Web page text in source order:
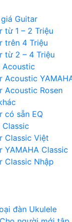
Guitar
từ 1 – 2 Triệu
trên 4 Triệu
từ 2 – 4 Triệu
Acoustic
Acoustic Rosen
có sẵn EQ
Classic Việt
YAMAHA Classic
Classic Nhập
đàn Ukulele